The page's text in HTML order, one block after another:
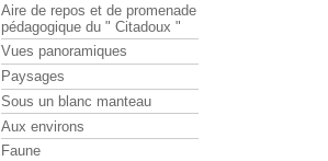
Aire de repos et de promenade
pédagogique du " Citadoux "
Vues panoramiques
Paysages
Sous un blanc manteau
Aux environs
Faune